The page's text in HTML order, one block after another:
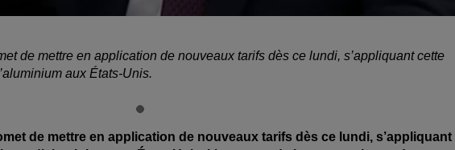
de mettre en application de nouveaux tarifs dès ce lundi, s’appliquant cette
aux États-Unis.
de mettre en application de nouveaux tarifs dès ce lundi, s’appliquant